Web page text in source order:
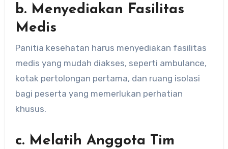
b. Menyediakan Fasilitas
Medis
Panitia kesehatan harus menyediakan fasilitas
medis yang mudah diakses, seperti ambulance,
kotak pertolongan pertama, dan ruang isolasi
bagi peserta yang memerlukan perhatian
khusus.
c. Melatih Anggota Tim